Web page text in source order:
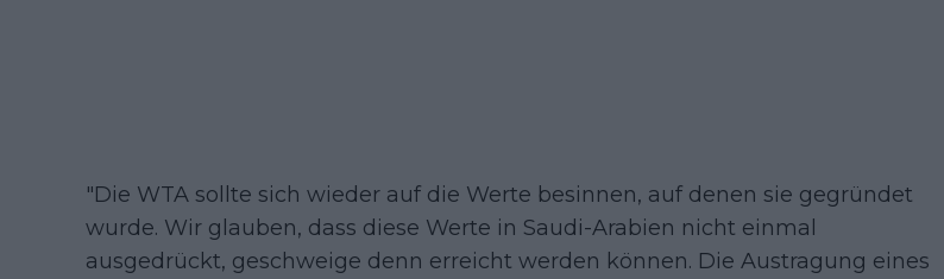
"Die WTA sollte sich wieder auf die Werte besinnen, auf denen sie gegründet
wurde. Wir glauben, dass diese Werte in Saudi-Arabien nicht einmal
ausgedrückt, geschweige denn erreicht werden können. Die Austragung eines